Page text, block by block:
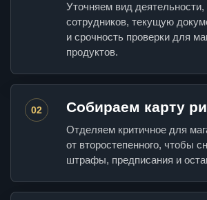
Уточняем вид
сотрудников, текущую
и срочность проверки для
продуктов.
02 Собираем карту
Отделяем критичное для
от второстепенного, чтобы
штрафы, предписания и